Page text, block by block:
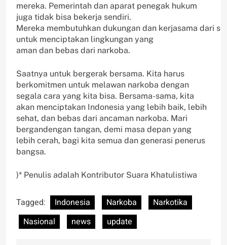
mereka. Pemerintah dan aparat penegak hukum
juga tidak bisa bekerja sendiri.
Mereka membutuhkan dukungan dan kerjasama dari
untuk menciptakan lingkungan yang
aman dan bebas dari narkoba.
Saatnya untuk bergerak bersama. Kita harus
berkomitmen untuk melawan narkoba dengan
segala cara yang kita bisa. Bersama-sama, kita
akan menciptakan Indonesia yang lebih baik, lebih
sehat, dan bebas dari ancaman narkoba. Mari
bergandengan tangan, demi masa depan yang
lebih cerah, bagi kita semua dan generasi penerus
bangsa.
)* Penulis adalah Kontributor Suara Khatulistiwa
Tagged: Indonesia Narkoba
Narkotika
Nasional
news update